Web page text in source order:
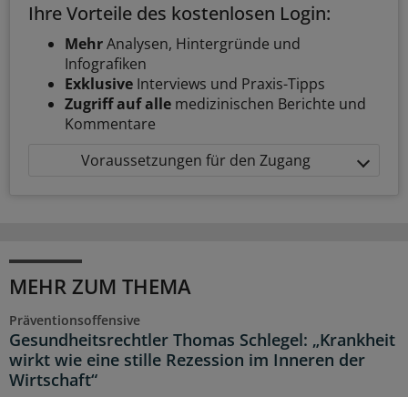
Ihre Vorteile des kostenlosen Login:
MehrAnalysen, Hintergründe und
Infografiken
Exklusive Interviews und Praxis-Tipps
Zugriff auf alle medizinischen Berichte und
Kommentare
Voraussetzungen für den Zugang
MEHR ZUM THEMA
Präventionsoffensive
Gesundheitsrechtler Thomas Schlegel: „Krankheit
wirkt wie eine stille Rezession im Inneren der
Wirtschaft“